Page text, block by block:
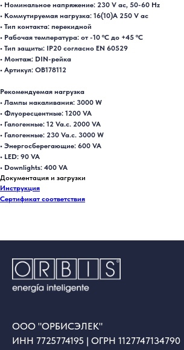
• Номинальное напряжение: 230 V ac, 50-60 Hz
• Коммутируемая нагрузка: 16(10)A 250 V ac
• Тип контакта: перекидной
• Рабочая температура: от -10 ºC до +45 ºC
• Тип защиты: IP20 согласно EN 60529
• Монтаж: DIN-рейка
• Артикул: OB178112
Рекомендуемая нагрузка
• Лампы накаливания: 3000 W
• Флуоресцентные: 1200 VA
• Галогенные: 12 Va.c. 2000 VA
• Галогенные: 230 Va.c. 3000 W
• Энергосберегающие: 600 VA
• LED: 90 VA
• Downlights: 400 VA
Документация и загрузки
Инструкция
Сертификат соответствия
ООО "ОРБИСЭЛЕК"
ИНН 7725774195 | ОГРН 1127747134790